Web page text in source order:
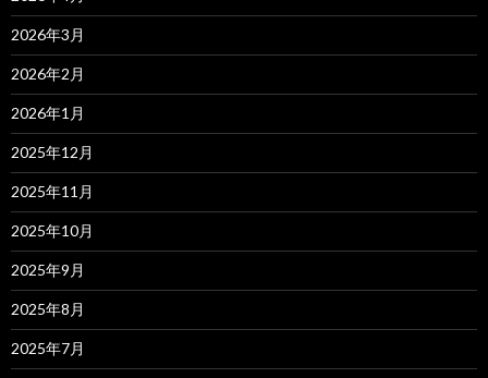
2026年3月
2026年2月
2026年1月
2025年12月
2025年11月
2025年10月
2025年9月
2025年8月
2025年7月